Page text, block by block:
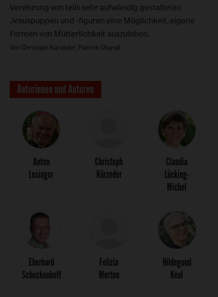
Verehrung von teils sehr aufwändig gestalteten
Jesuspuppen und -figuren eine Möglichkeit, eigene
Formen von Mütterlichkeit auszuleben.
Von Christoph Kürzeder, Patrick Charell
Autorinnen und Autoren
Anton
Losinger
Christoph
Kürzeder
Claudia
Lücking-
Michel
Eberhard
Schockenhoff
Felizia
Merten
Hildegund
Keul